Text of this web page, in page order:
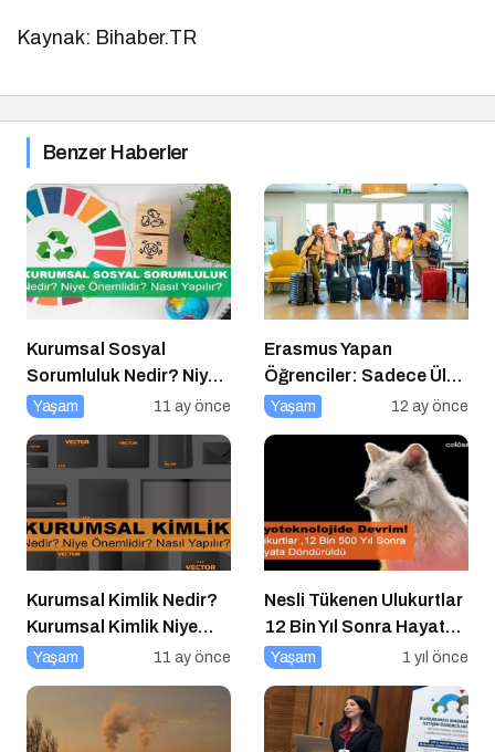
Kaynak: Bihaber.TR
Benzer Haberler
Kurumsal Sosyal
Sorumluluk Nedir? Niye
Önemlidir? Kurumsal
Yapılır?
Yaşam 11 ay önce
Erasmus Yapan
Öğrenciler: Sadece Ülke
Değil, Bakış Açısı da
Yaşam 12 ay önce
Kurumsal Kimlik Nedir?
Kurumsal Kimlik Niye
Önemlidir? Kurumsal
Yaşam 11 ay önce
Nesli Tükenen Ulukurtlar
12 Bin Yıl Sonra Hayata
Döndürüldü
Yaşam 1 yıl önce